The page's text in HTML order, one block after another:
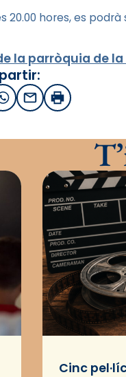
20.00 hores, es
la parròquia de
WhatsApp
EmailImprimir
Cinc